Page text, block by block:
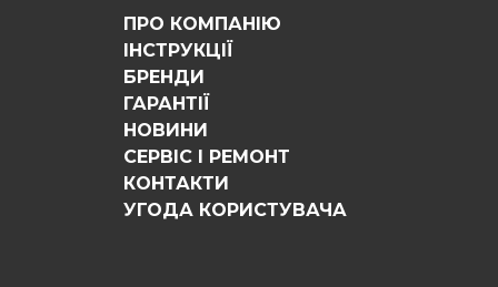
ПРО КОМПАНІЮ
ІНСТРУКЦІЇ
БРЕНДИ
ГАРАНТІЇ
НОВИНИ
СЕРВІС І РЕМОНТ
КОНТАКТИ
УГОДА КОРИСТУВАЧА